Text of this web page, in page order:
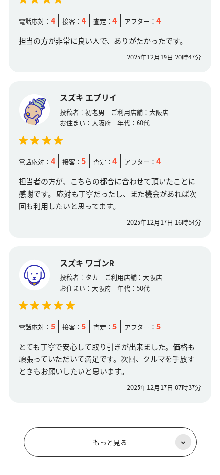
電話応対： 4 接客： 4 査定： 4 アフター： 4
担当の方が非常に良い人で、ありがたかったです。
2025年12月19日 20時47分
スズキ エブリイ
投稿者： 初老男 ご利用店舗： 大阪店
お住まい： 大阪府 年代： 60代
電話応対： 4 接客： 5 査定： 4 アフター： 4
担当者の方が、こちらの都合に合わせて頂いたことに
感謝です。 応対も丁寧だったし、また機会があれば次
回も利用したいと思ってます。
2025年12月17日 16時54分
スズキ ワゴンR
投稿者： タカ ご利用店舗： 大阪店
お住まい： 大阪府 年代： 50代
電話応対： 5 接客： 5 査定： 5 アフター： 5
とても丁寧で安心して取り引きが出来ました。価格も
頑張っていただいて満足です。次回、クルマを手放す
ときもお願いしたいと思います。
2025年12月17日 07時37分
もっと見る